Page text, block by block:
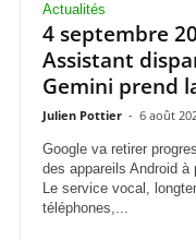
Actualités
4 septembre
Assistant
Gemini prend
Julien Pottier - 6 août
Google va retirer
des appareils Android à
Le service vocal,
téléphones,...